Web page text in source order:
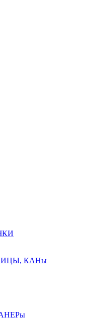
КАНы